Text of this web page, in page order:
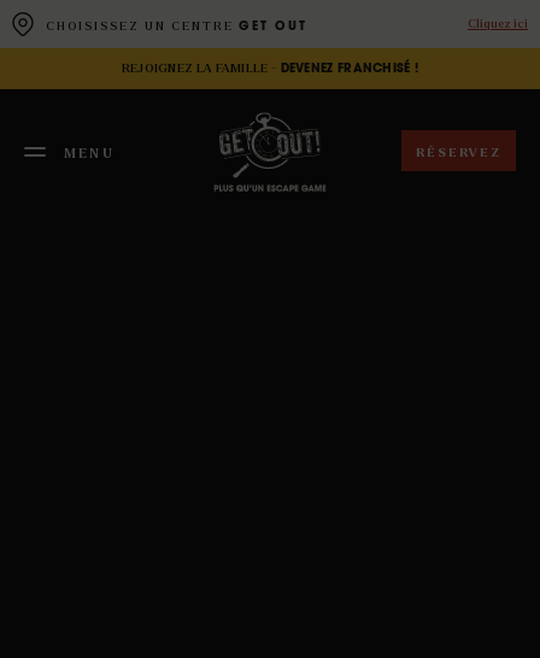
CHOISISSEZ UN CENTRE GET OUT Cliquez ici
REJOIGNEZ LA FAMILLE - DEVENEZ FRANCHISÉ !
MENU
RÉSERVEZ
Panneau de gestion des cookies